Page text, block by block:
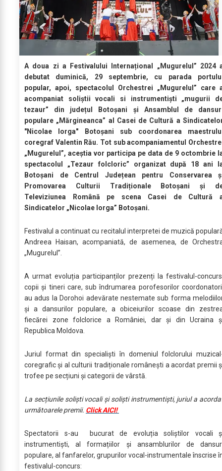
A doua zi a Festivalului Internațional „Mugurelul” 2024
debutat duminică, 29 septembrie, cu parada
popular, apoi, spectacolul Orchestrei „Mugurelul” care
acompaniat soliștii vocali si instrumentiști „mugurii
tezaur” din județul Botoșani și Ansamblul de
populare „Mărgineanca” al Casei de Cultură a
"Nicolae Iorga" Botoșani sub coordonarea
coregraf Valentin Rău. Tot sub acompaniamentul
„Mugurelul”, aceștia vor participa pe data de 9 octombrie
spectacolul „Tezaur folcloric” organizat după 18 ani
Botoșani de Centrul Județean pentru Conservarea
Promovarea Culturii Tradiționale Botoșani și
Televiziunea Română pe scena Casei de Cultură
Sindicatelor „Nicolae Iorga” Botoșani.
Festivalul a continuat cu recitalul interpretei de muzică
Andreea Haisan, acompaniată, de asemenea, de
„Mugurelul”.
A urmat evoluția participanților prezenți la festivalul-
copii și tineri care, sub îndrumarea porofesorilor
au adus la Dorohoi adevărate nestemate sub forma
și a dansurilor populare, a obiceiurilor scoase din
fiecărei zone folclorice a României, dar și din Ucraina
Republica Moldova.
Juriul format din specialiști în domeniul folclorului
coregrafic și al culturii tradiționale românești a acordat premii
trofee pe secțiuni și categorii de vârstă.
La secțiunile soliști vocali și soliști instrumentiști, juriul a
următoarele premii. Click AICI!
Spectatorii s-au bucurat de evoluția soliștilor vocali
instrumentiști, al formațiilor și ansamblurilor de
populare, al fanfarelor, grupurilor vocal-instrumentale înscrise
festivalul-concurs: